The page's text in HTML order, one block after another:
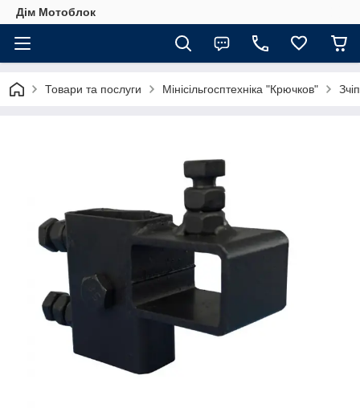
Дім Мотоблок
Товари та послуги Мінісільгосптехніка "Крючков"